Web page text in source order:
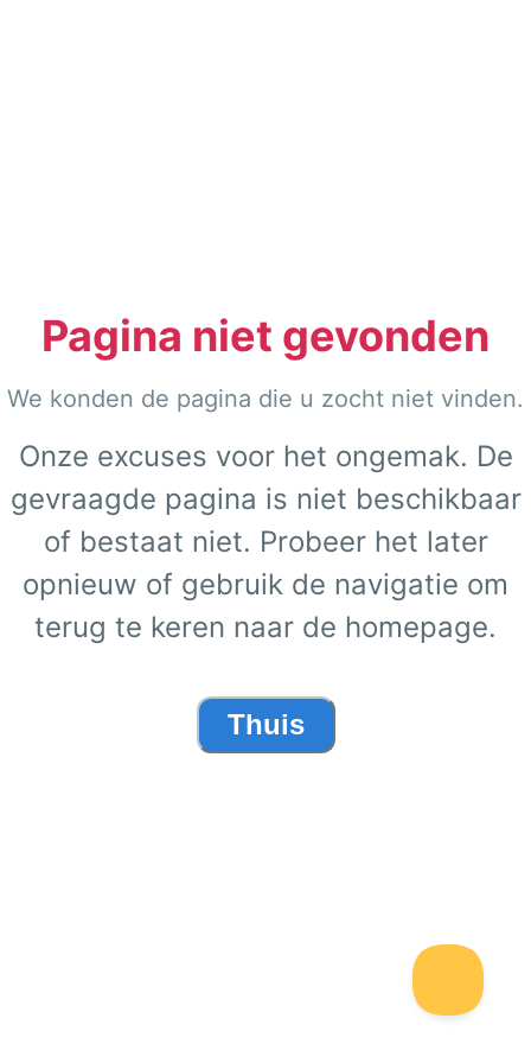
Pagina niet gevonden
We konden de pagina die u zocht niet vinden.
Onze excuses voor het ongemak. De
gevraagde pagina is niet beschikbaar
of bestaat niet. Probeer het later
opnieuw of gebruik de navigatie om
terug te keren naar de homepage.
Thuis